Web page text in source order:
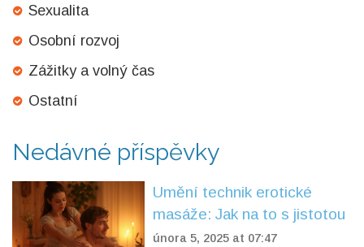
Sexualita
Osobní rozvoj
Zážitky a volný čas
Ostatní
Nedávné příspěvky
Umění technik erotické
masáže: Jak na to s jistotou
února 5, 2025 at 07:47